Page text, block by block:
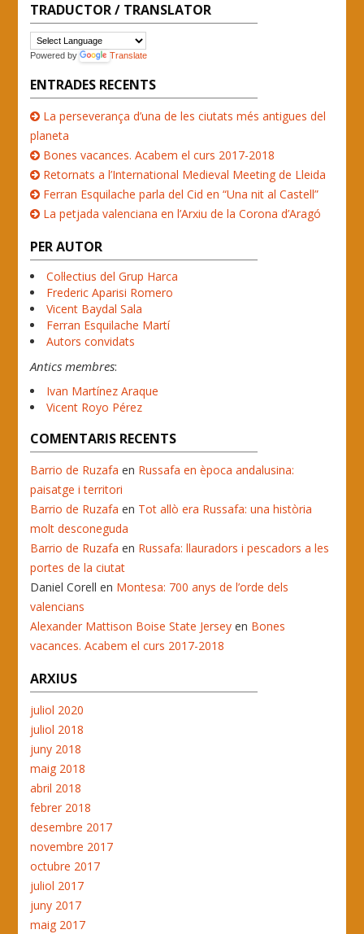
TRADUCTOR / TRANSLATOR
Powered by Translate
ENTRADES RECENTS
La perseverança d’una de les ciutats més antigues del
planeta
Bones vacances. Acabem el curs 2017-2018
Retornats a l’International Medieval Meeting de Lleida
Ferran Esquilache parla del Cid en “Una nit al Castell”
La petjada valenciana en l’Arxiu de la Corona d’Aragó
PER AUTOR
Col·lectius del Grup Harca
Frederic Aparisi Romero
Vicent Baydal Sala
Ferran Esquilache Martí
Autors convidats
Antics membres:
Ivan Martínez Araque
Vicent Royo Pérez
COMENTARIS RECENTS
Barrio de Ruzafa en Russafa en època andalusina:
paisatge i territori
Barrio de Ruzafa en Tot allò era Russafa: una història
molt desconeguda
Barrio de Ruzafa en Russafa: llauradors i pescadors a les
portes de la ciutat
Daniel Corell en Montesa: 700 anys de l’orde dels
valencians
Alexander Mattison Boise State Jersey en Bones
vacances. Acabem el curs 2017-2018
ARXIUS
juliol 2020
juliol 2018
juny 2018
maig 2018
abril 2018
febrer 2018
desembre 2017
novembre 2017
octubre 2017
juliol 2017
juny 2017
maig 2017